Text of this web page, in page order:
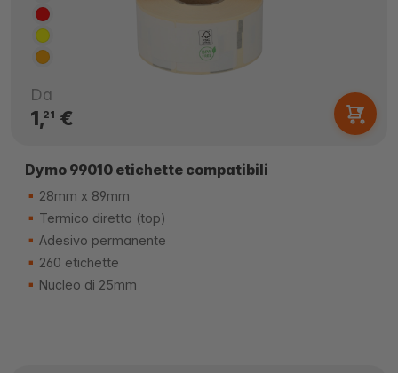
Da
1,21 €
Dymo 99010 etichette compatibili
28mm x 89mm
Termico diretto (top)
Adesivo permanente
260 etichette
Nucleo di 25mm